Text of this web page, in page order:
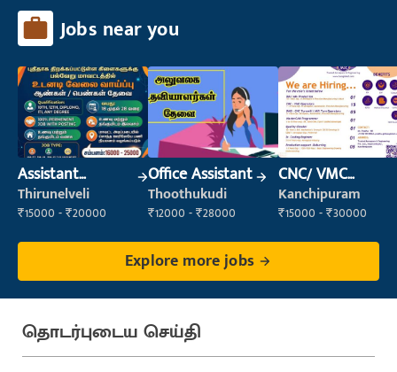
Jobs near you
Assistant
Manager
Thirunelveli
₹15000 - ₹20000
Office Assistant
Thoothukudi
₹12000 - ₹28000
CNC/ VMC
Operator
Kanchipuram
₹15000 - ₹30000
Explore more jobs
தொடர்புடைய செய்தி